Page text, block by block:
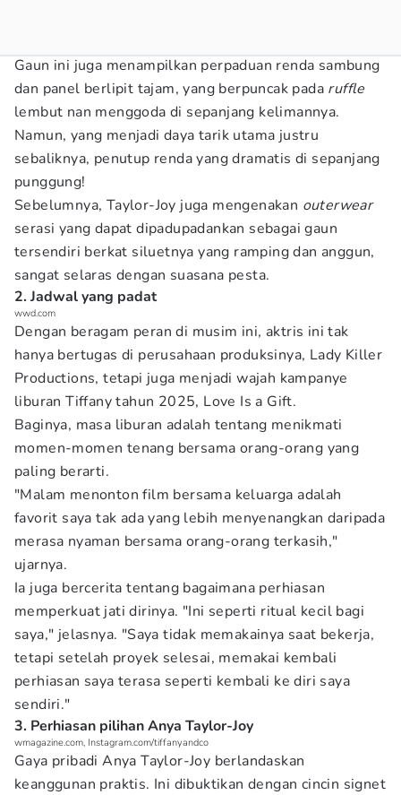
Gaun ini juga menampilkan perpaduan renda sambung
dan panel berlipit tajam, yang berpuncak pada ruffle
lembut nan menggoda di sepanjang kelimannya.
Namun, yang menjadi daya tarik utama justru
sebaliknya, penutup renda yang dramatis di sepanjang
punggung!
Sebelumnya, Taylor-Joy juga mengenakan outerwear
serasi yang dapat dipadupadankan sebagai gaun
tersendiri berkat siluetnya yang ramping dan anggun,
sangat selaras dengan suasana pesta.
2. Jadwal yang padat
wwd.com
Dengan beragam peran di musim ini, aktris ini tak
hanya bertugas di perusahaan produksinya, Lady Killer
Productions, tetapi juga menjadi wajah kampanye
liburan Tiffany tahun 2025, Love Is a Gift.
Baginya, masa liburan adalah tentang menikmati
momen-momen tenang bersama orang-orang yang
paling berarti.
"Malam menonton film bersama keluarga adalah
favorit saya tak ada yang lebih menyenangkan daripada
merasa nyaman bersama orang-orang terkasih,"
ujarnya.
Ia juga bercerita tentang bagaimana perhiasan
memperkuat jati dirinya. "Ini seperti ritual kecil bagi
saya," jelasnya. "Saya tidak memakainya saat bekerja,
tetapi setelah proyek selesai, memakai kembali
perhiasan saya terasa seperti kembali ke diri saya
sendiri."
3. Perhiasan pilihan Anya Taylor-Joy
wmagazine.com, Instagram.com/tiffanyandco
Gaya pribadi Anya Taylor-Joy berlandaskan
keanggunan praktis. Ini dibuktikan dengan cincin signet